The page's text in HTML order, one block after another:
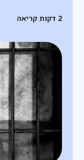
2 דקות קריאה